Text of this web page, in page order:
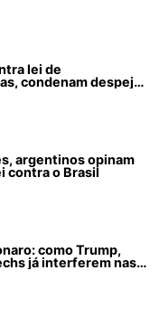
lei de
condenam despejos
argentinos opinam
contra o Brasil
como Trump,
já interferem nas